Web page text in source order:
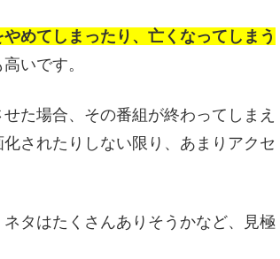
めてしまったり、亡くなってしまう
いです。
た場合、その番組が終わってしまえ
されたりしない限り、あまりアクセ
タはたくさんありそうかなど、見極